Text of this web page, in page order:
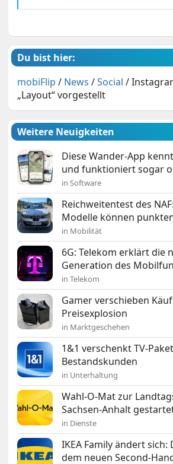
Du bist hier:
mobiFlip / News /Social /
„Layout“ vorgestellt
Weitere Neuigkeiten
Diese Wander-App
und funktioniert sogar
in Software
Reichweitentest des
Modelle können
in Mobilität
6G: Telekom erklärt die
Generation des
in Telekom
Gamer verschieben
Preisexplosion
in Marktgeschehen
1&1 verschenkt TV-
Bestandskunden
in Unterhaltung
Wahl-O-Mat zur
Sachsen-Anhalt
in Dienste
IKEA Family ändert
dem neuen Second-